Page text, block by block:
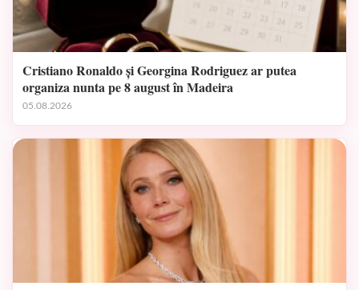
Cristiano Ronaldo și Georgina Rodriguez ar putea
organiza nunta pe 8 august în Madeira
05.08.2026